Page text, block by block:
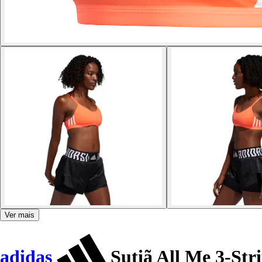
Ver mais
adidas Sutiã All Me 3-